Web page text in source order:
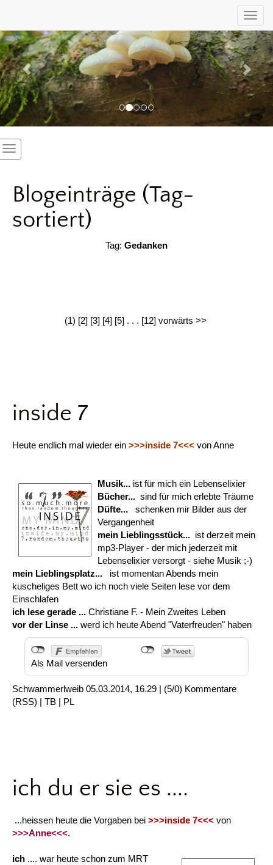
Blogeinträge (Tag-
sortiert)
Tag: Gedanken
(1) [2] [3] [4] [5] . . . [12] vorwärts >>
inside 7
Heute endlich mal wieder ein >>>inside 7<<< von Anne
Musik... ist für mich ein Lebenselixier
Bücher... sind für mich erlebte Träume
Düfte... schenken mir Bilder aus der
Vergangenheit
mein Lieblingsstück... ist derzeit mein
mp3-Player - der mich jederzeit mit
Lebenselixier versorgt - siehe Musik ;-)
mein Lieblingsplatz... ist momentan Abends mein
kuscheliges Bett wo ich noch viele Seiten lese vor dem
Einschlafen
ich lese gerade ... Christiane F. - Mein Zweites Leben
vor der Linse ... werd ich heute Abend "Vaterfreuden" haben
Als Mail versenden
Schwammerlweib 05.03.2014, 16.29 | (5/0) Kommentare
(RSS) | TB | PL
ich du er sie es ....
...heissen heute die Vorgaben bei >>>inside 7<<< von
>>>Anne<<<.
ich .... war heute schon zum MRT